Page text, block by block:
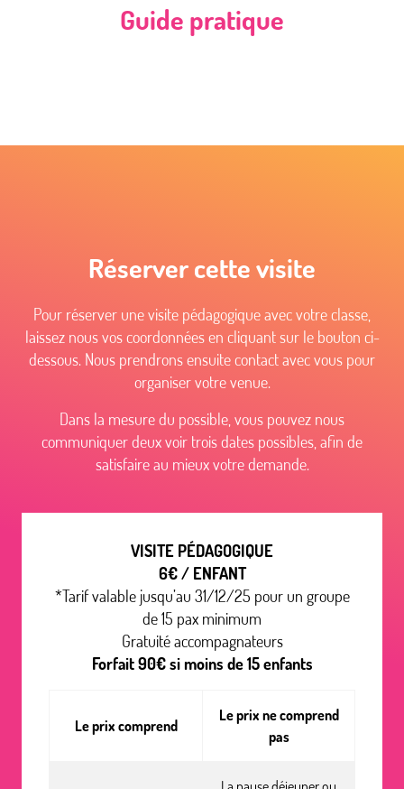
Guide pratique
Réserver cette visite
Pour réserver une visite pédagogique avec votre classe,
laissez nous vos coordonnées en cliquant sur le bouton ci-
dessous. Nous prendrons ensuite contact avec vous pour
organiser votre venue.
Dans la mesure du possible, vous pouvez nous
communiquer deux voir trois dates possibles, afin de
satisfaire au mieux votre demande.
VISITE PÉDAGOGIQUE
6€ / ENFANT
*Tarif valable jusqu’au 31/12/25 pour un groupe
de 15 pax minimum
Gratuité accompagnateurs
Forfait 90€ si moins de 15 enfants
Le prix comprend
Le prix ne comprend
pas